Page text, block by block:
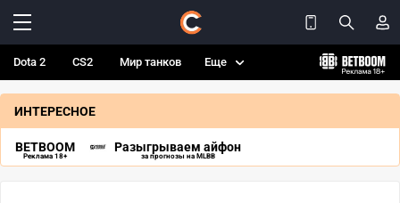
Dota 2 CS2 Мир танков Еще
ИНТЕРЕСНОЕ
BETBOOM
Реклама 18+
Разыгрываем айфон
за прогнозы на MLBB